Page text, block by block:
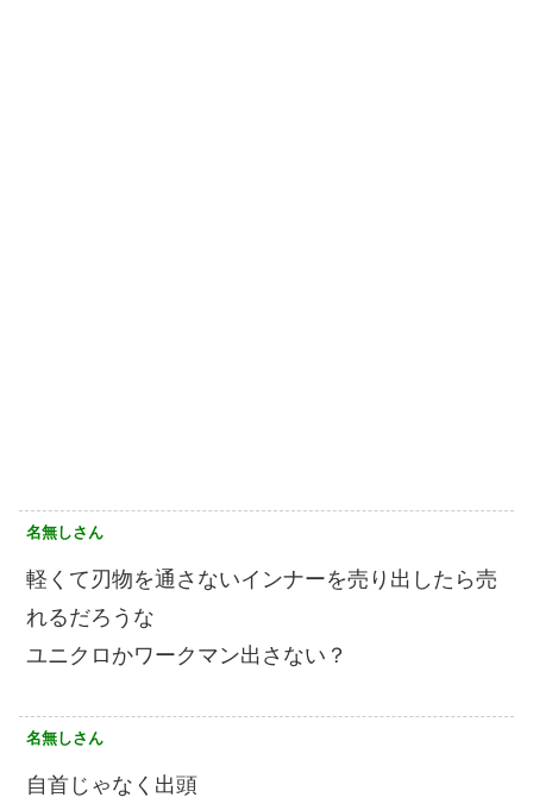
名無しさん
軽くて刃物を通さないインナーを売り出したら売
れるだろうな
ユニクロかワークマン出さない？
名無しさん
自首じゃなく出頭